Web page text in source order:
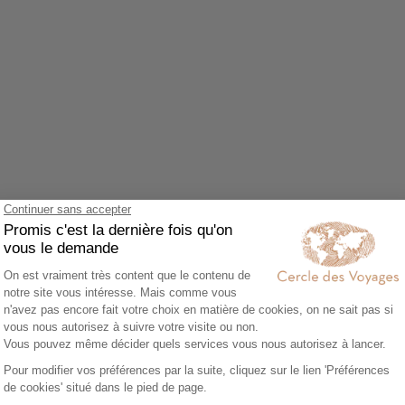
Agrandir le plan